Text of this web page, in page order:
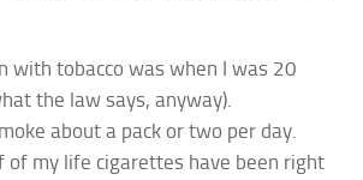
with tobacco was when I was 20
the law says, anyway).
about a pack or two per day.
of my life cigarettes have been right